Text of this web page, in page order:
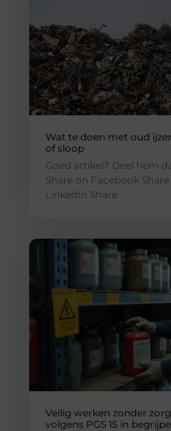
Wat te doen met oud
of sloop
Goed artikel? Deel hem
Share on Facebook
LinkedIn Share
Veilig werken zonder
volgens PGS 15 in